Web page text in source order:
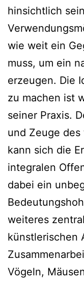
hinsichtlich
wie weit ein
muss, um ein
erzeugen. Die
zu machen ist
seiner Praxis.
und Zeuge
kann sich die
integralen
dabei ein
weiteres
künstlerischen
Vögeln,